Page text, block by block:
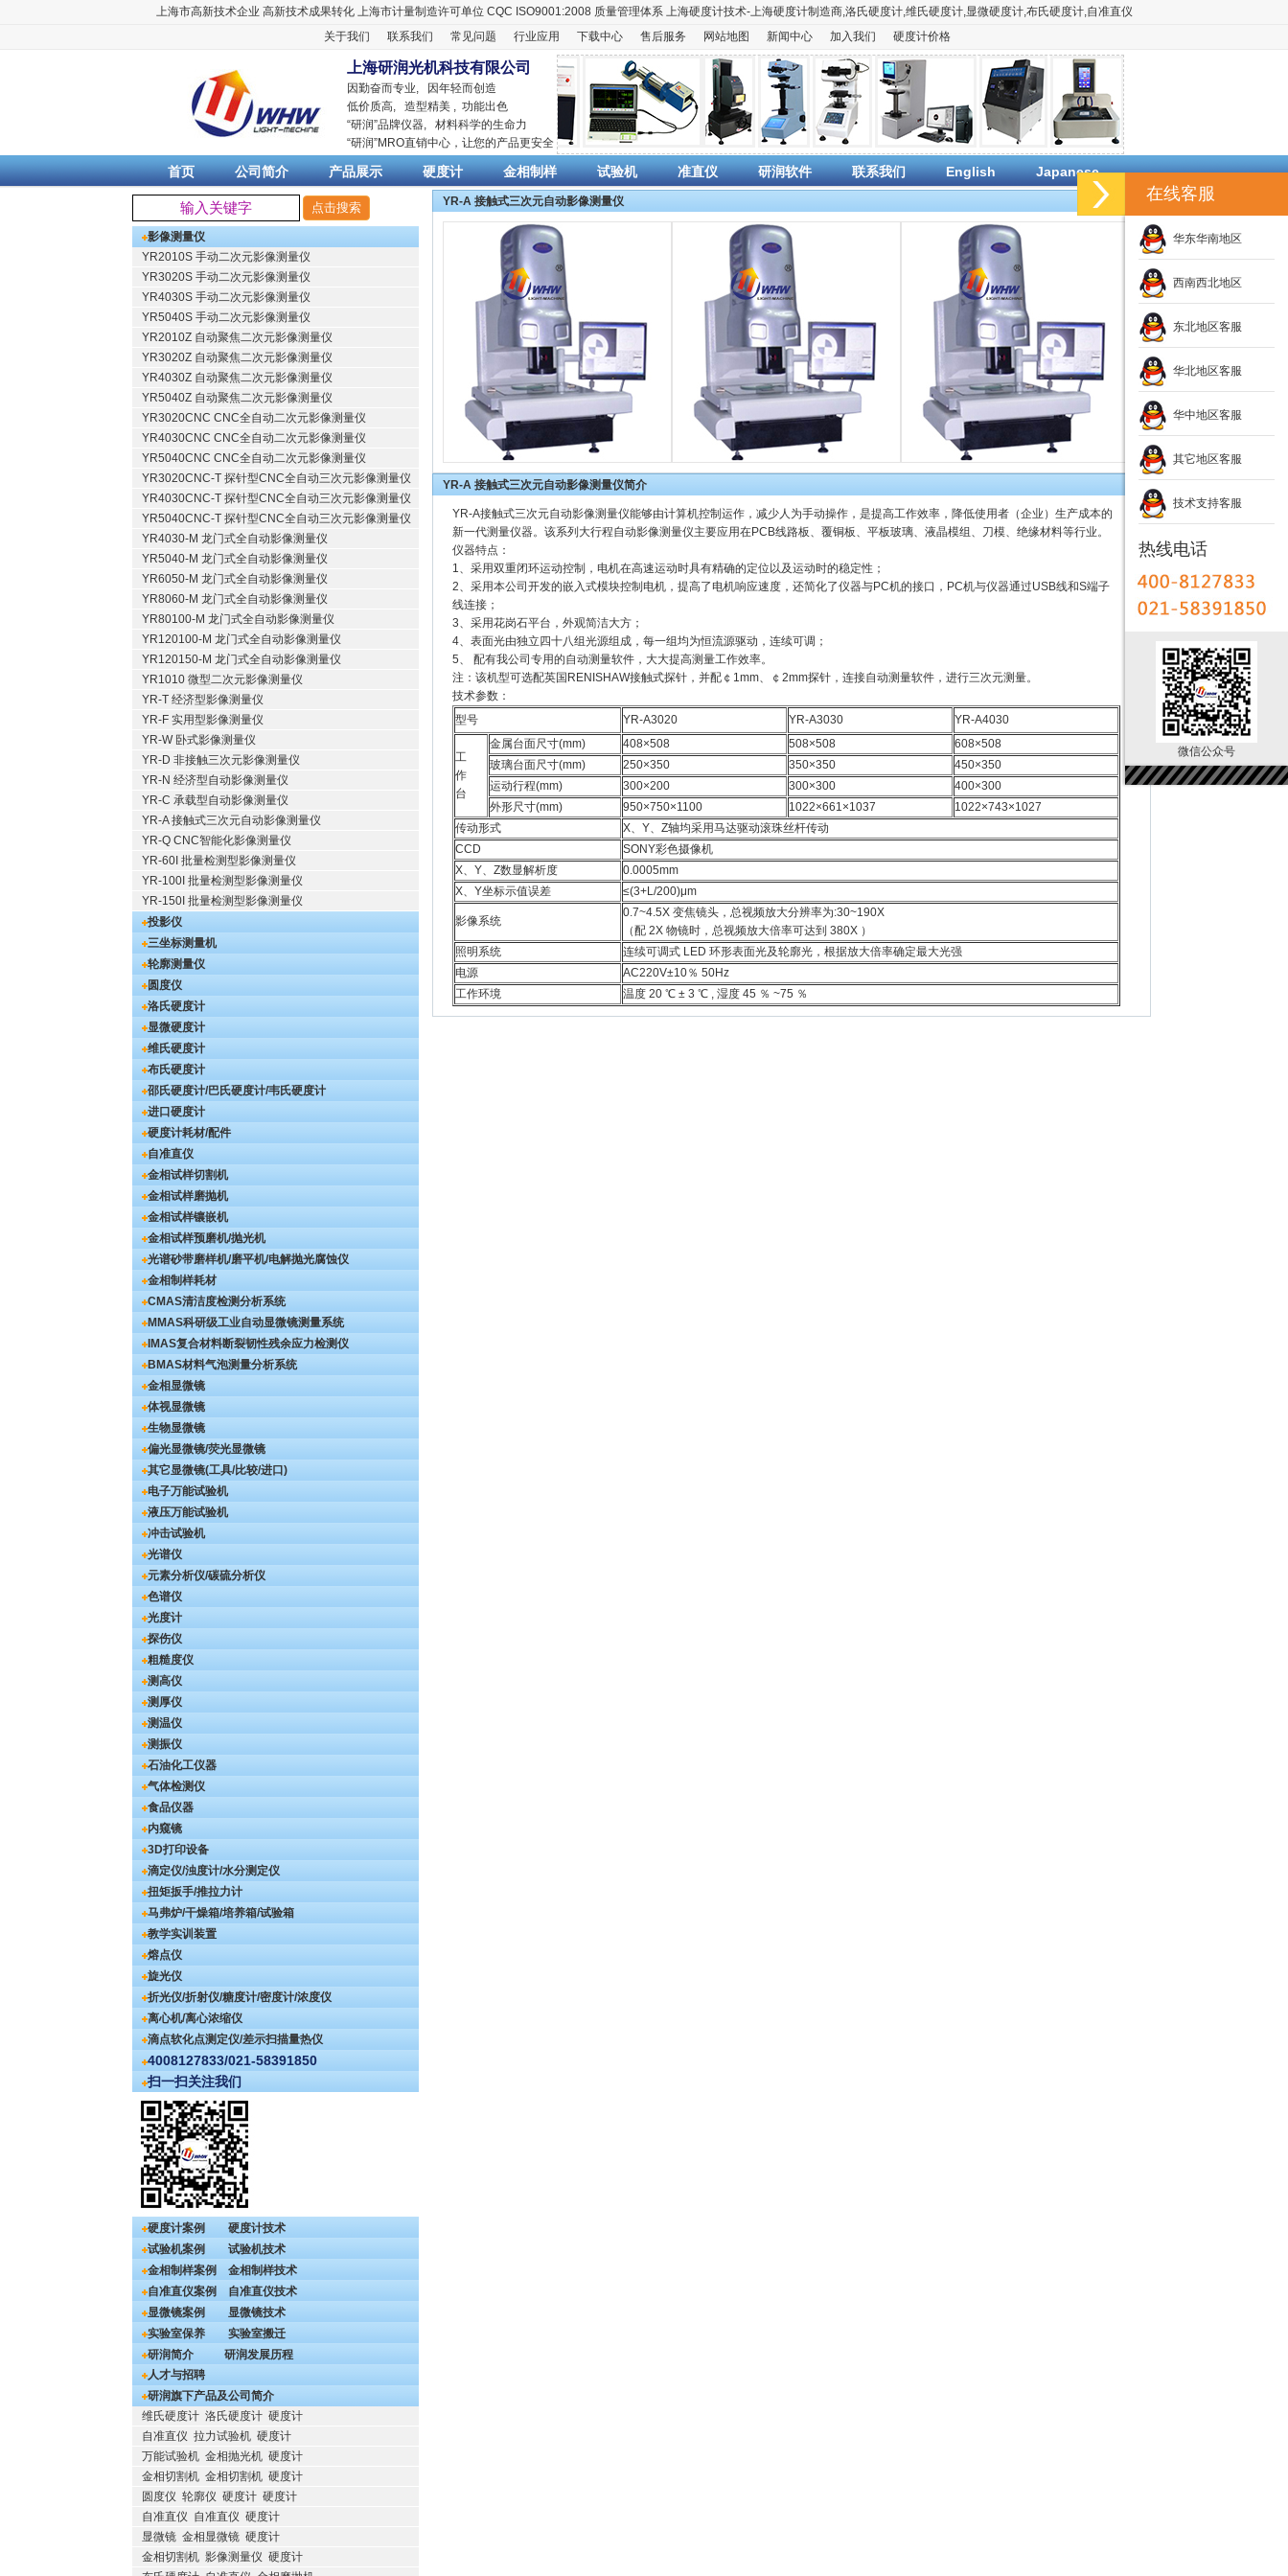
上海市高新技术企业 高新技术成果转化 上海市计量制造许可单位 CQC ISO9001:2008 质量管理体系 上海硬度计技术-上海硬度计制造商,洛氏硬度计,维氏硬度计,显微硬度计,布氏硬度计,自准直仪
关于我们
联系我们 常见问题 行业应用 下载中心 售后服务 网站地图 新闻中心 加入我们 硬度计价格
上海研润光机科技有限公司
因勤奋而专业, 因年轻而创造
低价质高, 造型精美 , 功能出色
“研润”品牌仪器, 材料科学的生命力
“研润”MRO直销中心，让您的产品更安全
首页 公司简介 产品展示 硬度计 金相制样 试验机 准直仪 研润软件 联系我们 English Japanese
影像测量仪
YR2010S 手动二次元影像测量仪
YR3020S 手动二次元影像测量仪
YR4030S 手动二次元影像测量仪
YR5040S 手动二次元影像测量仪
YR2010Z 自动聚焦二次元影像测量仪
YR3020Z 自动聚焦二次元影像测量仪
YR4030Z 自动聚焦二次元影像测量仪
YR5040Z 自动聚焦二次元影像测量仪
YR3020CNC CNC全自动二次元影像测量仪
YR4030CNC CNC全自动二次元影像测量仪
YR5040CNC CNC全自动二次元影像测量仪
YR3020CNC-T 探针型CNC全自动三次元影像测量仪
YR4030CNC-T 探针型CNC全自动三次元影像测量仪
YR5040CNC-T 探针型CNC全自动三次元影像测量仪
YR4030-M 龙门式全自动影像测量仪
YR5040-M 龙门式全自动影像测量仪
YR6050-M 龙门式全自动影像测量仪
YR8060-M 龙门式全自动影像测量仪
YR80100-M 龙门式全自动影像测量仪
YR120100-M 龙门式全自动影像测量仪
YR120150-M 龙门式全自动影像测量仪
YR1010 微型二次元影像测量仪
YR-T 经济型影像测量仪
YR-F 实用型影像测量仪
YR-W 卧式影像测量仪
YR-D 非接触三次元影像测量仪
YR-N 经济型自动影像测量仪
YR-C 承载型自动影像测量仪
YR-A 接触式三次元自动影像测量仪
YR-Q CNC智能化影像测量仪
YR-60I 批量检测型影像测量仪
YR-100I 批量检测型影像测量仪
YR-150I 批量检测型影像测量仪
投影仪
三坐标测量机
轮廓测量仪
圆度仪
洛氏硬度计
显微硬度计
维氏硬度计
布氏硬度计
邵氏硬度计/巴氏硬度计/韦氏硬度计
进口硬度计
硬度计耗材/配件
自准直仪
金相试样切割机
金相试样磨抛机
金相试样镶嵌机
金相试样预磨机/抛光机
光谱砂带磨样机/磨平机/电解抛光腐蚀仪
金相制样耗材
CMAS清洁度检测分析系统
MMAS科研级工业自动显微镜测量系统
IMAS复合材料断裂韧性残余应力检测仪
BMAS材料气泡测量分析系统
金相显微镜
体视显微镜
生物显微镜
偏光显微镜/荧光显微镜
其它显微镜(工具/比较/进口)
电子万能试验机
液压万能试验机
冲击试验机
光谱仪
元素分析仪/碳硫分析仪
色谱仪
光度计
探伤仪
粗糙度仪
测高仪
测厚仪
测温仪
测振仪
石油化工仪器
气体检测仪
食品仪器
内窥镜
3D打印设备
滴定仪/浊度计/水分测定仪
扭矩扳手/推拉力计
马弗炉/干燥箱/培养箱/试验箱
教学实训装置
熔点仪
旋光仪
折光仪/折射仪/糖度计/密度计/浓度仪
离心机/离心浓缩仪
滴点软化点测定仪/差示扫描量热仪
4008127833/021-58391850
扫一扫关注我们
硬度计案例
硬度计技术
试验机案例
试验机技术
金相制样案例
金相制样技术
自准直仪案例
自准直仪技术
显微镜案例
显微镜技术
实验室保养
实验室搬迁
研润简介
研润发展历程
人才与招聘
研润旗下产品及公司简介
维氏硬度计 洛氏硬度计 硬度计
自准直仪 拉力试验机 硬度计
万能试验机 金相抛光机 硬度计
金相切割机 金相切割机 硬度计
圆度仪 轮廓仪 硬度计 硬度计
自准直仪 自准直仪 硬度计
显微镜 金相显微镜 硬度计
金相切割机 影像测量仪 硬度计
YR-A 接触式三次元自动影像测量仪
YR-A 接触式三次元自动影像测量仪简介
YR-A接触式三次元自动影像测量仪能够由计算机控制运作，减少人为手动操作，是提高工作效率，降低使用者（企业）生产成本的
新一代测量仪器。该系列大行程自动影像测量仪主要应用在PCB线路板、覆铜板、平板玻璃、液晶模组、刀模、绝缘材料等行业。
仪器特点：
1、采用双重闭环运动控制，电机在高速运动时具有精确的定位以及运动时的稳定性；
2、采用本公司开发的嵌入式模块控制电机，提高了电机响应速度，还简化了仪器与PC机的接口，PC机与仪器通过USB线和S端子
线连接；
3、采用花岗石平台，外观简洁大方；
4、表面光由独立四十八组光源组成，每一组均为恒流源驱动，连续可调；
5、 配有我公司专用的自动测量软件，大大提高测量工作效率。
注：该机型可选配英国RENISHAW接触式探针，并配￠1mm、￠2mm探针，连接自动测量软件，进行三次元测量。
技术参数：
型号
YR-A3020 YR-A3030 YR-A4030
工
作
台
金属台面尺寸(mm) 408×508 508×508
608×508
玻璃台面尺寸(mm)
250×350 350×350
450×350
运动行程(mm)
300×200 300×300
400×300
外形尺寸(mm)
950×750×1100 1022×661×1037
1022×743×1027
传动形式
X、Y、Z轴均采用马达驱动滚珠丝杆传动
CCD
SONY彩色摄像机
X、Y、Z数显解析度
0.0005mm
X、Y坐标示值误差
≤(3+L/200)μm
影像系统
0.7~4.5X 变焦镜头，总视频放大分辨率为:30~190X
（配 2X 物镜时，总视频放大倍率可达到 380X ）
照明系统
连续可调式 LED 环形表面光及轮廓光，根据放大倍率确定最大光强
电源
AC220V±10％ 50Hz
工作环境
温度 20 ℃ ± 3 ℃ , 湿度 45 ％ ~75 ％
在线客服
华东华南地区
西南西北地区
东北地区客服
华北地区客服
华中地区客服
其它地区客服
技术支持客服
热线电话
微信公众号